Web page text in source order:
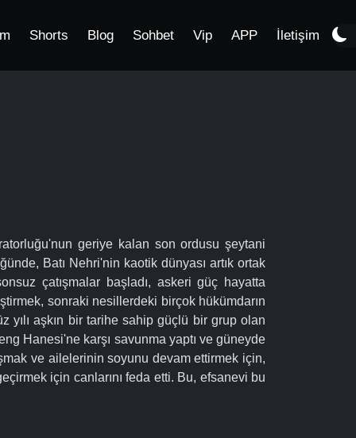
Shorts Blog Sohbet Vip APP İletişim
geriye kalan son ordusu şeytani
Batı Nehri'nin kaotik dünyası artık ortak
çatışmalar başladı, askeri güç hayatta
sonraki nesillerdeki birçok hükümdarın
yılı aşkın bir tarihe sahip güçlü bir grup olan
Hanesi'ne karşı savunma yaptı ve güneyde
ve ailelerinin soyunu devam ettirmek için,
için canlarını feda etti. Bu, efsanevi bu